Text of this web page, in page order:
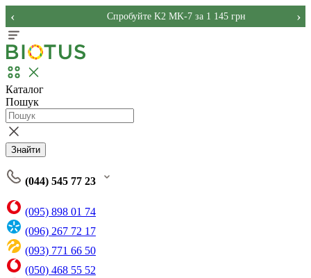
Спробуйте K2 MK-7 за 1 145 грн
‹ ›
Каталог
Пошук
Знайти
(044) 545 77 23
(095) 898 01 74
(096) 267 72 17
(093) 771 66 50
(050) 468 55 52